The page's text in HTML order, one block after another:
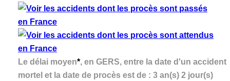
Le délai moyen*, en GERS, entre la date d'un accident
mortel et la date de procès est de : 3 an(s) 2 jour(s)